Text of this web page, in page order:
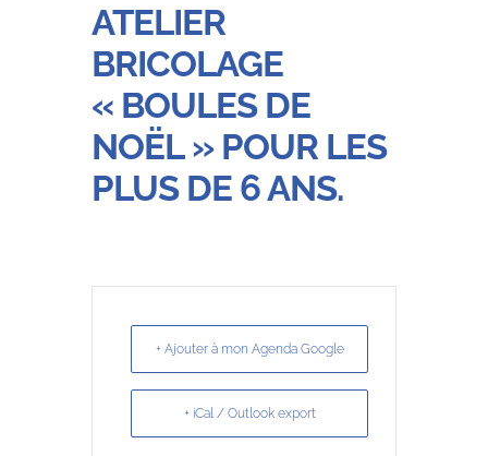
ATELIER
BRICOLAGE
« BOULES DE
NOËL » POUR LES
PLUS DE 6 ANS.
+ Ajouter à mon Agenda Google
+ iCal / Outlook export